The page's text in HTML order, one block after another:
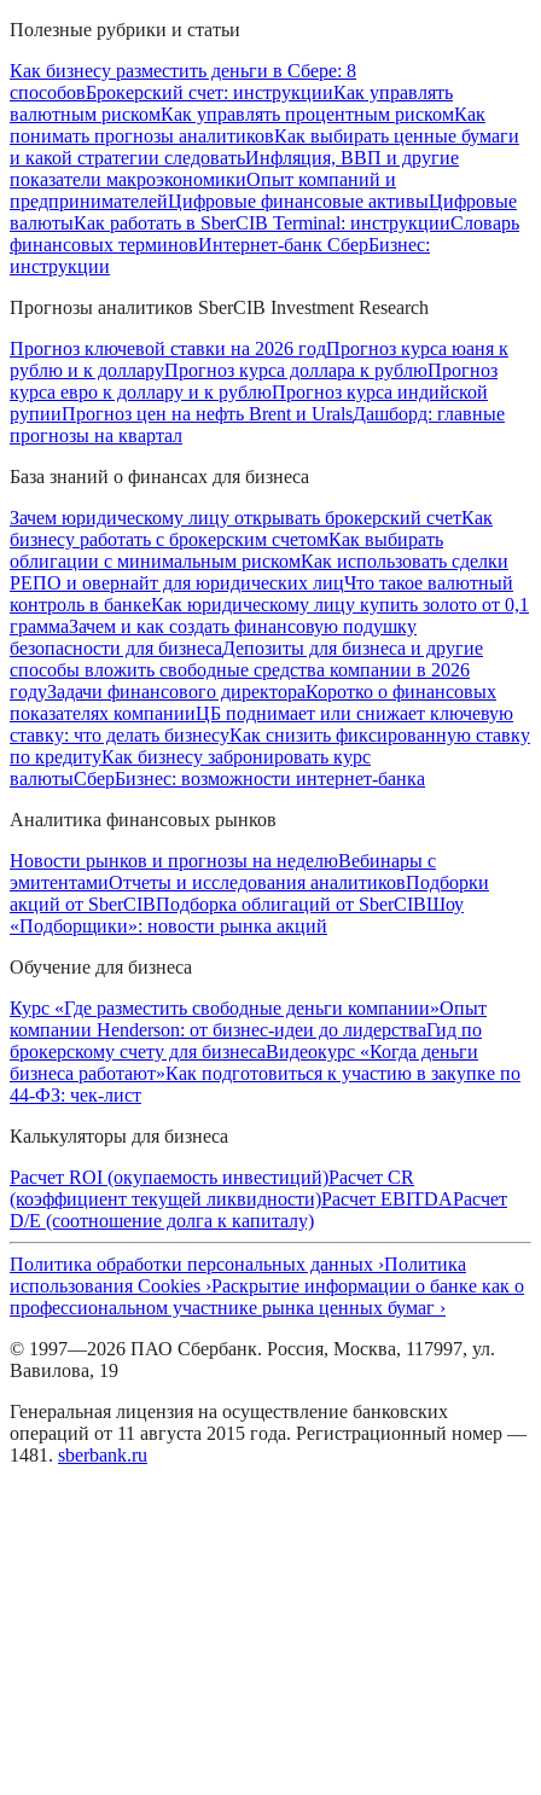
Полезные рубрики и статьи
Как бизнесу разместить деньги в Сбере: 8
способовБрокерский счет: инструкцииКак управлять
валютным рискомКак управлять процентным рискомКак
понимать прогнозы аналитиковКак выбирать ценные бумаги
и какой стратегии следоватьИнфляция, ВВП и другие
показатели макроэкономикиОпыт компаний и
предпринимателейЦифровые финансовые активыЦифровые
валютыКак работать в SberCIB Terminal: инструкцииСловарь
финансовых терминовИнтернет-банк СберБизнес:
инструкции
Прогнозы аналитиков SberCIB Investment Research
Прогноз ключевой ставки на 2026 годПрогноз курса юаня к
рублю и к долларуПрогноз курса доллара к рублюПрогноз
курса евро к доллару и к рублюПрогноз курса индийской
рупииПрогноз цен на нефть Brent и UralsДашборд: главные
прогнозы на квартал
База знаний о финансах для бизнеса
Зачем юридическому лицу открывать брокерский счетКак
бизнесу работать с брокерским счетомКак выбирать
облигации с минимальным рискомКак использовать сделки
РЕПО и овернайт для юридических лицЧто такое валютный
контроль в банкеКак юридическому лицу купить золото от 0,1
граммаЗачем и как создать финансовую подушку
безопасности для бизнесаДепозиты для бизнеса и другие
способы вложить свободные средства компании в 2026
годуЗадачи финансового директораКоротко о финансовых
показателях компанииЦБ поднимает или снижает ключевую
ставку: что делать бизнесуКак снизить фиксированную ставку
по кредитуКак бизнесу забронировать курс
валютыСберБизнес: возможности интернет-банка
Аналитика финансовых рынков
Новости рынков и прогнозы на неделюВебинары с
эмитентамиОтчеты и исследования аналитиковПодборки
акций от SberCIBПодборка облигаций от SberCIBШоу
«Подборщики»: новости рынка акций
Обучение для бизнеса
Курс «Где разместить свободные деньги компании»Опыт
компании Henderson: от бизнес-идеи до лидерстваГид по
брокерскому счету для бизнесаВидеокурс «Когда деньги
бизнеса работают»Как подготовиться к участию в закупке по
44-ФЗ: чек-лист
Калькуляторы для бизнеса
Расчет ROI (окупаемость инвестиций)Расчет CR
(коэффициент текущей ликвидности)Расчет EBITDAРасчет
D/E (соотношение долга к капиталу)
Политика обработки персональных данных ›Политика
использования Cookies ›Раскрытие информации о банке как о
профессиональном участнике рынка ценных бумаг ›
© 1997—2026 ПАО Сбербанк. Россия, Москва, 117997, ул.
Вавилова, 19
Генеральная лицензия на осуществление банковских
операций от 11 августа 2015 года. Регистрационный номер —
1481. sberbank.ru